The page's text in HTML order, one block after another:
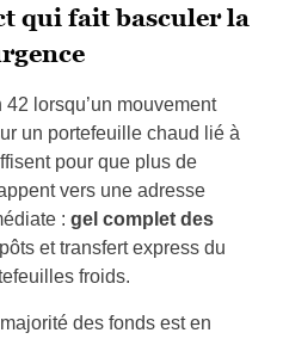
qui fait basculer la
42 lorsqu’un mouvement
un portefeuille chaud lié à
pour que plus de
vers une adresse
: gel complet des
et transfert express du
froids.
des fonds est en